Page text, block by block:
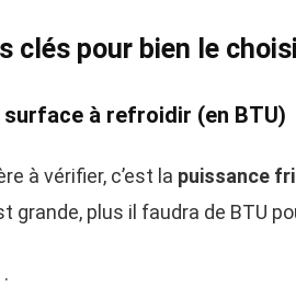
clés pour bien le
à refroidir (en BTU)
à vérifier, c’est la puissance
grande, plus il faudra de BTU